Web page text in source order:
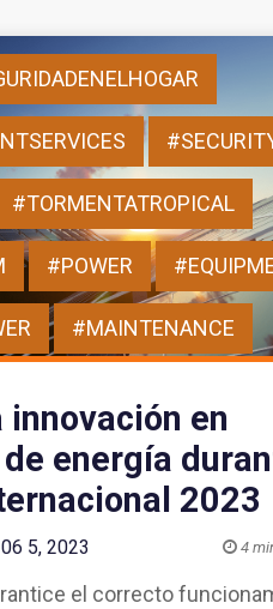
#TORMENTATROPICAL
#POWER
#MAINTENANCE
en
energía
2023
 4
5, 2023
el correcto